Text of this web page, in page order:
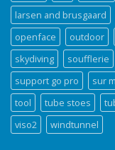
larsen and brusgaard
openface
outdoor
skydiving
soufflerie
support go pro
sur
tool
tube stoes
viso2
windtunnel